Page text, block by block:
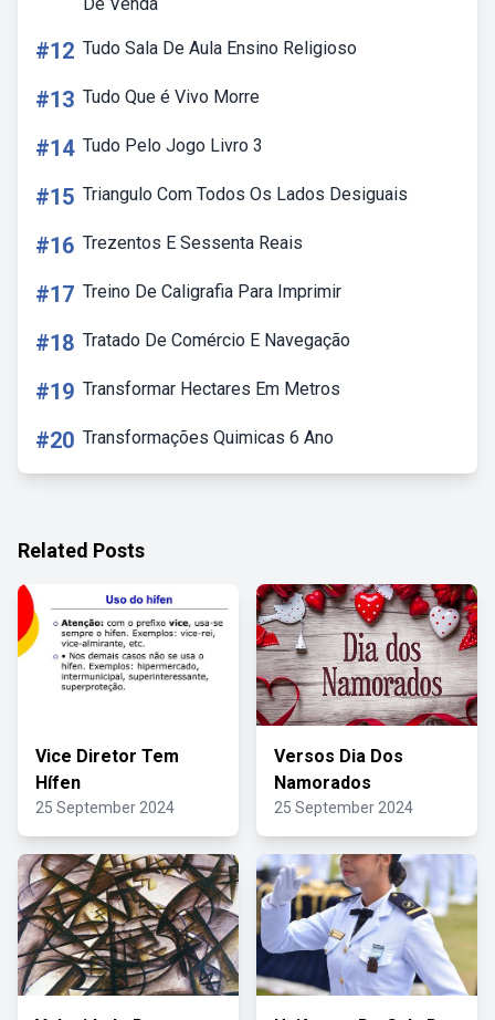
#12 Tudo Sala De Aula Ensino Religioso
#13 Tudo Que é Vivo Morre
#14 Tudo Pelo Jogo Livro 3
#15 Triangulo Com Todos Os Lados Desiguais
#16 Trezentos E Sessenta Reais
#17 Treino De Caligrafia Para Imprimir
#18 Tratado De Comércio E Navegação
#19 Transformar Hectares Em Metros
#20 Transformações Quimicas 6 Ano
Related Posts
Vice Diretor Tem
Hífen
25 September 2024
Versos Dia Dos
Namorados
25 September 2024